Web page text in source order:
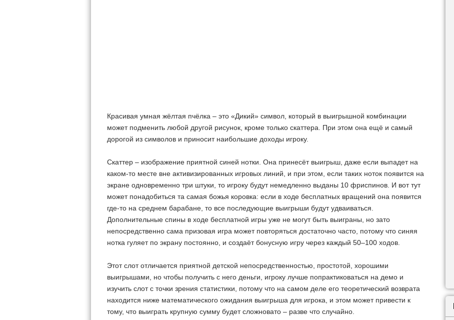
Красивая умная жёлтая пчёлка – это «Дикий» символ, который в выигрышной комбинации
может подменить любой другой рисунок, кроме только скаттера. При этом она ещё и самый
дорогой из символов и приносит наибольшие доходы игроку.
Скаттер – изображение приятной синей нотки. Она принесёт выигрыш, даже если выпадет на
каком-то месте вне активизированных игровых линий, и при этом, если таких ноток появится на
экране одновременно три штуки, то игроку будут немедленно выданы 10 фриспинов. И вот тут
может понадобиться та самая божья коровка: если в ходе бесплатных вращений она появится
где-то на среднем барабане, то все последующие выигрыши будут удваиваться.
Дополнительные спины в ходе бесплатной игры уже не могут быть выиграны, но зато
непосредственно сама призовая игра может повторяться достаточно часто, потому что синяя
нотка гуляет по экрану постоянно, и создаёт бонусную игру через каждый 50–100 ходов.
Этот слот отличается приятной детской непосредственностью, простотой, хорошими
выигрышами, но чтобы получить с него деньги, игроку лучше попрактиковаться на демо и
изучить слот с точки зрения статистики, потому что на самом деле его теоретический возврата
находится ниже математического ожидания выигрыша для игрока, и этом может привести к
тому, что выиграть крупную сумму будет сложновато – разве что случайно.